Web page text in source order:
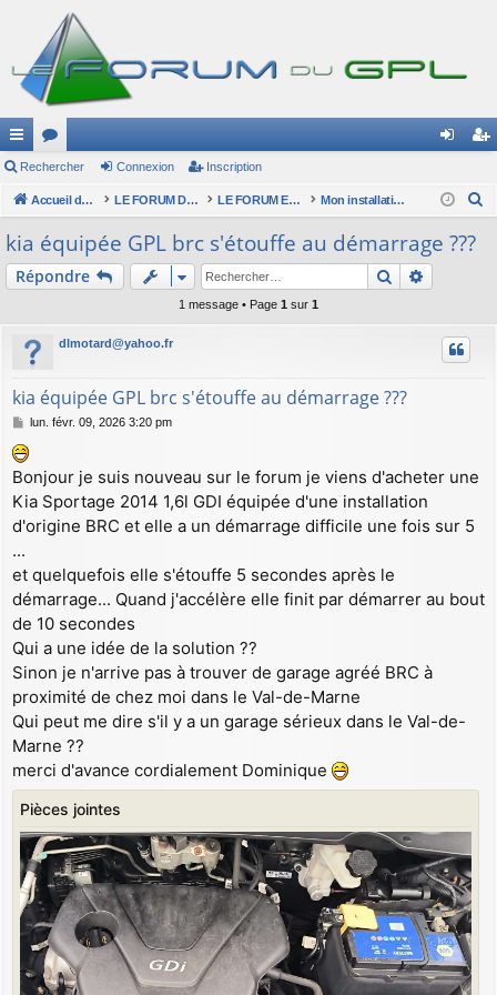
ac
co
ur
ci
or
u
m
s
ne
xi
cri
pti
Rechercher Connexion Inscription
Accueil du forum LE FORUM DU GPL LE FORUM ET SES INSCRITS Mon installation GPL !
kia équipée GPL brc s'étouffe au démarrage ???
Répondre Rechercher
1 message • Page 1 sur 1
dlmotard@yahoo.fr
kia équipée GPL brc s'étouffe au démarrage ???
M
s
s
a
g
e
lun. févr. 09, 2026 3:20 pm
Bonjour je suis nouveau sur le forum je viens d'acheter une
Kia Sportage 2014 1,6l GDI équipée d'une installation
d'origine BRC et elle a un démarrage difficile une fois sur 5
...
et quelquefois elle s'étouffe 5 secondes après le
démarrage... Quand j'accélère elle finit par démarrer au bout
de 10 secondes
Qui a une idée de la solution ??
Sinon je n'arrive pas à trouver de garage agréé BRC à
proximité de chez moi dans le Val-de-Marne
Qui peut me dire s'il y a un garage sérieux dans le Val-de-
Marne ??
merci d'avance cordialement Dominique
Pièces jointes